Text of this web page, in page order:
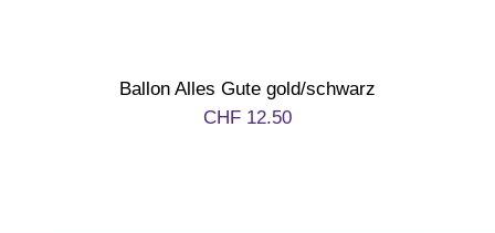
Ballon Alles Gute gold/schwarz
CHF 12.50